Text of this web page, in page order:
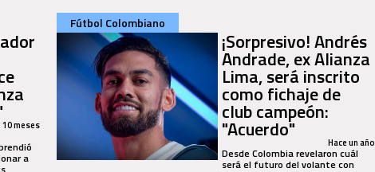
10 meses
a
Fútbol Colombiano
¡Sorpresivo! Andrés
Andrade, ex Alianza
Lima, será inscrito
como fichaje de
club campeón:
"Acuerdo" Hace un año
Desde Colombia revelaron cuál
será el futuro del volante con